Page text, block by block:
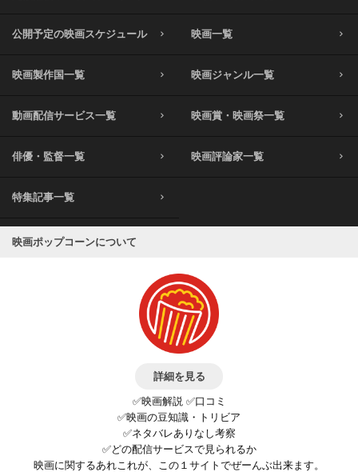
公開予定の映画スケジュール 映画一覧
映画製作国一覧 映画ジャンル一覧
動画配信サービス一覧 映画賞・映画祭一覧
俳優・監督一覧 映画評論家一覧
特集記事一覧
映画ポップコーンについて
詳細を見る
✅映画解説 ✅口コミ
✅映画の豆知識・トリビア
✅ネタバレありなし考察
✅どの配信サービスで見られるか
映画に関するあれこれが、この１サイトでぜーんぶ出来ます。